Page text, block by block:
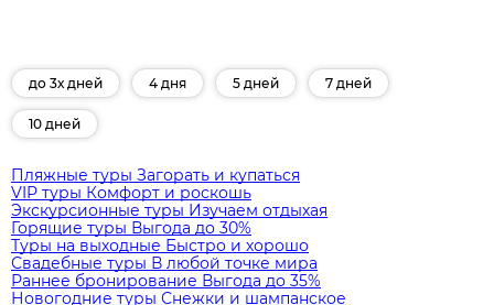
до 3х дней 4 дня 5 дней 7 дней
10 дней
Пляжные туры Загорать и купаться
VIP туры Комфорт и роскошь
Экскурсионные туры Изучаем отдыхая
Горящие туры Выгода до 30%
Туры на выходные Быстро и хорошо
Свадебные туры В любой точке мира
Раннее бронирование Выгода до 35%
Новогодние туры Снежки и шампанское